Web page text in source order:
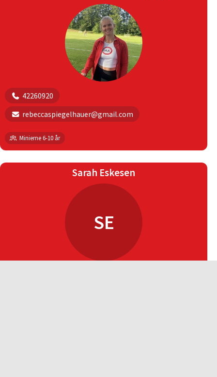
42260920
rebeccaspiegelhauer@gmail.com
Minierne 6-10 år
Sarah Eskesen
SE